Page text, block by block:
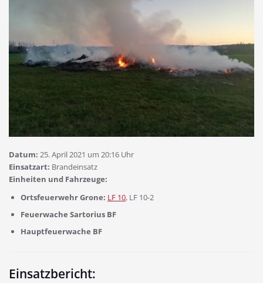
Datum: 25. April 2021 um 20:16 Uhr
Einsatzart: Brandeinsatz
Einheiten und Fahrzeuge:
Ortsfeuerwehr Grone: LF 10, LF 10-2
Feuerwache Sartorius BF
Hauptfeuerwache BF
Einsatzbericht: